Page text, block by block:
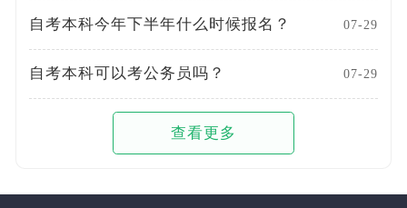
自考本科今年下半年什么时候报名？ 07-29
自考本科可以考公务员吗？ 07-29
查看更多